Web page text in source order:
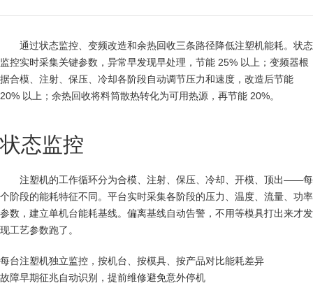
通过状态监控、变频改造和余热回收三条路径降低注塑机能耗。状态
监控实时采集关键参数，异常早发现早处理，节能 25% 以上；变频器根
据合模、注射、保压、冷却各阶段自动调节压力和速度，改造后节能
20% 以上；余热回收将料筒散热转化为可用热源，再节能 20%。
状态监控
注塑机的工作循环分为合模、注射、保压、冷却、开模、顶出——每
个阶段的能耗特征不同。平台实时采集各阶段的压力、温度、流量、功率
参数，建立单机台能耗基线。偏离基线自动告警，不用等模具打出来才发
现工艺参数跑了。
每台注塑机独立监控，按机台、按模具、按产品对比能耗差异
故障早期征兆自动识别，提前维修避免意外停机